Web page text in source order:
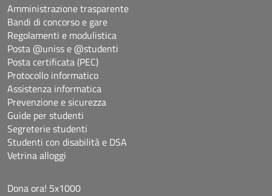
Amministrazione trasparente
Bandi di concorso e gare
Regolamenti e modulistica
Posta @uniss e @studenti
Posta certificata (PEC)
Protocollo informatico
Assistenza informatica
Prevenzione e sicurezza
Guide per studenti
Segreterie studenti
Studenti con disabilità e DSA
Vetrina alloggi
Dona ora! 5x1000